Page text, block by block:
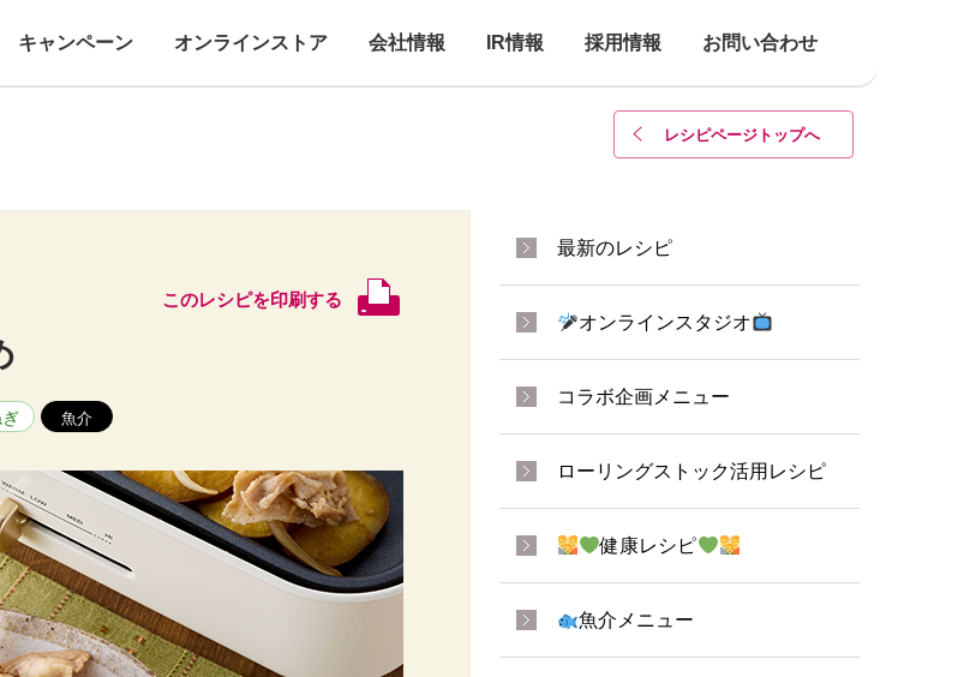
キャンペーン オンラインストア 会社情報 IR情報 採用情報 お問い合わせ
レシピページトップへ
このレシピを印刷する
魚介
最新のレシピ
オンラインスタジオ
コラボ企画メニュー
ローリングストック活用レシピ
健康レシピ
魚介メニュー